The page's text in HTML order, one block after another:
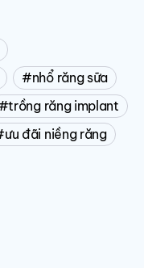
nhổ răng sữa
trồng răng implant
ưu đãi niềng răng